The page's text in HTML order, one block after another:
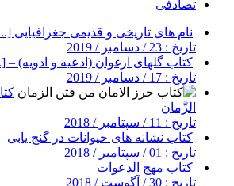
تصادفی
نام های تاریخی و قدیمی جغرافیایی
تاریخ : 23 / دسامبر / 2019
کتاب گلهای ارغوان (ادعیه و ادویه) –
تاریخ : 17 / دسامبر / 2019
الزَّمان
تاریخ : 11 / سپتامبر / 2018
کتاب نشانه های حیوانات در گنج یابی
تاریخ : 01 / سپتامبر / 2018
کتاب مهج الدعوات
تاریخ : 30 / آگوست / 2018